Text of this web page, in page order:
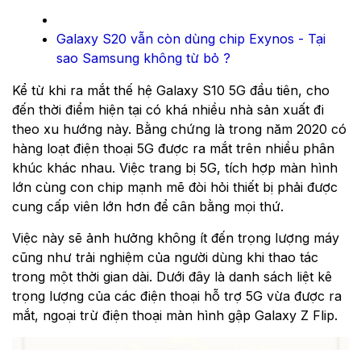
Galaxy S20 vẫn còn dùng chip Exynos - Tại
sao Samsung không từ bỏ ?
Kể từ khi ra mắt thế hệ Galaxy S10 5G đầu tiên, cho
đến thời điểm hiện tại có khá nhiều nhà sản xuất đi
theo xu hướng này. Bằng chứng là trong năm 2020 có
hàng loạt điện thoại 5G được ra mắt trên nhiều phân
khúc khác nhau. Việc trang bị 5G, tích hợp màn hình
lớn cùng con chip mạnh mẽ đòi hỏi thiết bị phải được
cung cấp viên lớn hơn để cân bằng mọi thứ.
Việc này sẽ ảnh hưởng không ít đến trọng lượng máy
cũng như trải nghiệm của người dùng khi thao tác
trong một thời gian dài. Dưới đây là danh sách liệt kê
trọng lượng của các điện thoại hỗ trợ 5G vừa được ra
mắt, ngoại trừ điện thoại màn hình gập Galaxy Z Flip.